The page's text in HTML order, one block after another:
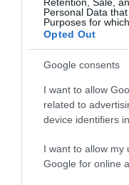
Personal Data
Purposes for
Opted Out
Google consents
I want to allow
related to
device identifiers
I want to allow my
Google for online